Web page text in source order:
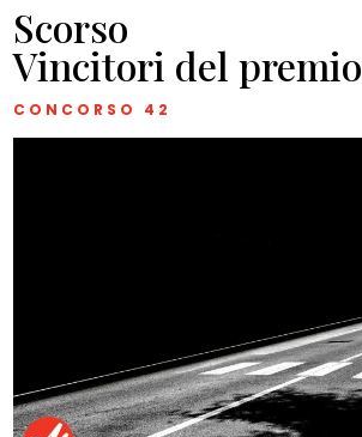
Scorso
Vincitori del premio
CONCORSO 42